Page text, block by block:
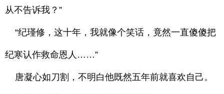
从不告诉我？”
“纪瑾修，这十年，我就像个笑话，竟然一直傻傻把
纪寒认作救命恩人……”
唐凝心如刀割，不明白他既然五年前就喜欢自己。